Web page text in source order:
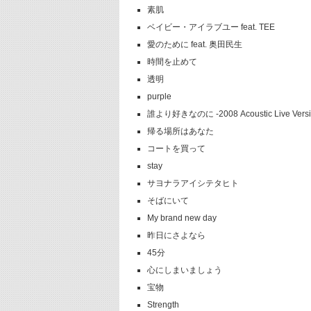
素肌
ベイビー・アイラブユー feat. TEE
愛のために feat. 奥田民生
時間を止めて
透明
purple
誰より好きなのに -2008 Acoustic Live
帰る場所はあなた
コートを買って
stay
サヨナラアイシテタヒト
そばにいて
My brand new day
昨日にさよなら
45分
心にしまいましょう
宝物
Strength